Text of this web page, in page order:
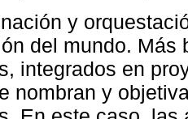
y
del mundo. Más
integrados en
nombran y